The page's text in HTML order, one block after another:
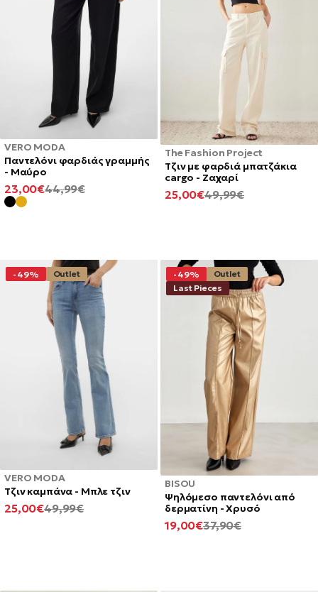
VERO MODA
Παντελόνι φαρδιάς γραμμής
- Μαύρο
ΚΑΝΟΝΙΚΉ
44,99€
ΕΛΆΧΙΣΤΗ
ΤΙΜΉ
23,00€
The Fashion Project
Τζιν με φαρδιά μπατζάκια
cargo - Ζαχαρί
ΚΑΝΟΝΙΚΉ
49,99€
ΕΛΆΧΙΣΤΗ
25,00€
VERO MODA
Τζιν καμπάνα - Μπλε τζιν
-49% Outlet
ΚΑΝΟΝΙΚΉ
49,99€
ΕΛΆΧΙΣΤΗ
25,00€
BISOU
Ψηλόμεσο παντελόνι από
δερματίνη - Χρυσό
-49%
Outlet
Last Pieces
ΚΑΝΟΝΙΚΉ
37,90€
ΕΛΆΧΙΣΤΗ
19,00€